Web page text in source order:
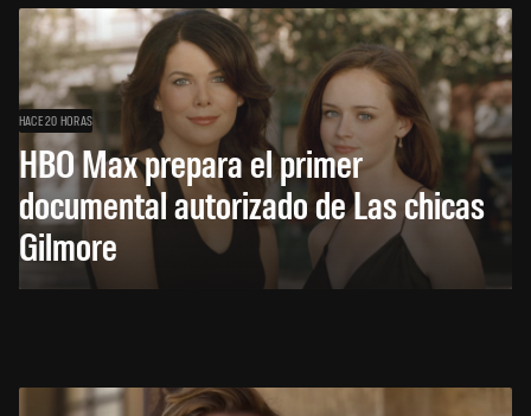
HACE 20 HORAS
HBO Max prepara el primer
documental autorizado de Las chicas
Gilmore